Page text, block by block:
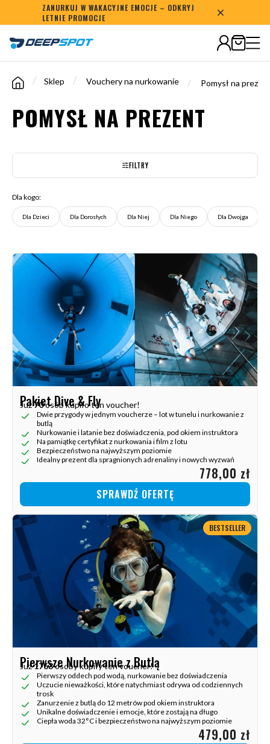
Bezpieczne płatności
ZANURKUJ W WAKACYJNE EMOCJE – ODKRYJ
LETNIE PROMOCJE
/ Sklep / Vouchery na nurkowanie / Pomysł na
POMYSŁ NA PREZENT
FILTRY
Dla kogo:
Dla Dzieci Dla Dorosłych Dla Niej Dla Niego Dla Dwojga
Pakiet Dive & Fly
Już70osób kupiło ten voucher!
Dwie przygody w jednym voucherze – lot w tunelu i nurkowanie z
butlą
Nurkowanie i latanie bez doświadczenia, pod okiem instruktora
Na pamiątkę certyfikat z nurkowania i film z lotu
Bezpieczeństwo na najwyższym poziomie
Idealny prezent dla spragnionych adrenaliny i nowych wyzwań
778,00 zł
SPRAWDŹ OFERTĘ
BESTSELLER
Pierwsze Nurkowanie z Butlą
Już1763osoby kupiły ten voucher!
Pierwszy oddech pod wodą, nurkowanie bez doświadczenia
Uczucie nieważkości, które natychmiast odrywa od codziennych
trosk
Zanurzenie z butlą do 12 metrów pod okiem instruktora
Unikalne doświadczenie i emocje, które zostają na długo
Ciepła woda 32°C i bezpieczeństwo na najwyższym poziomie
479,00 zł